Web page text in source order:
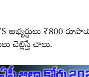
అభ్యర్థులు ₹800
చెల్లిస్తే చాలు.